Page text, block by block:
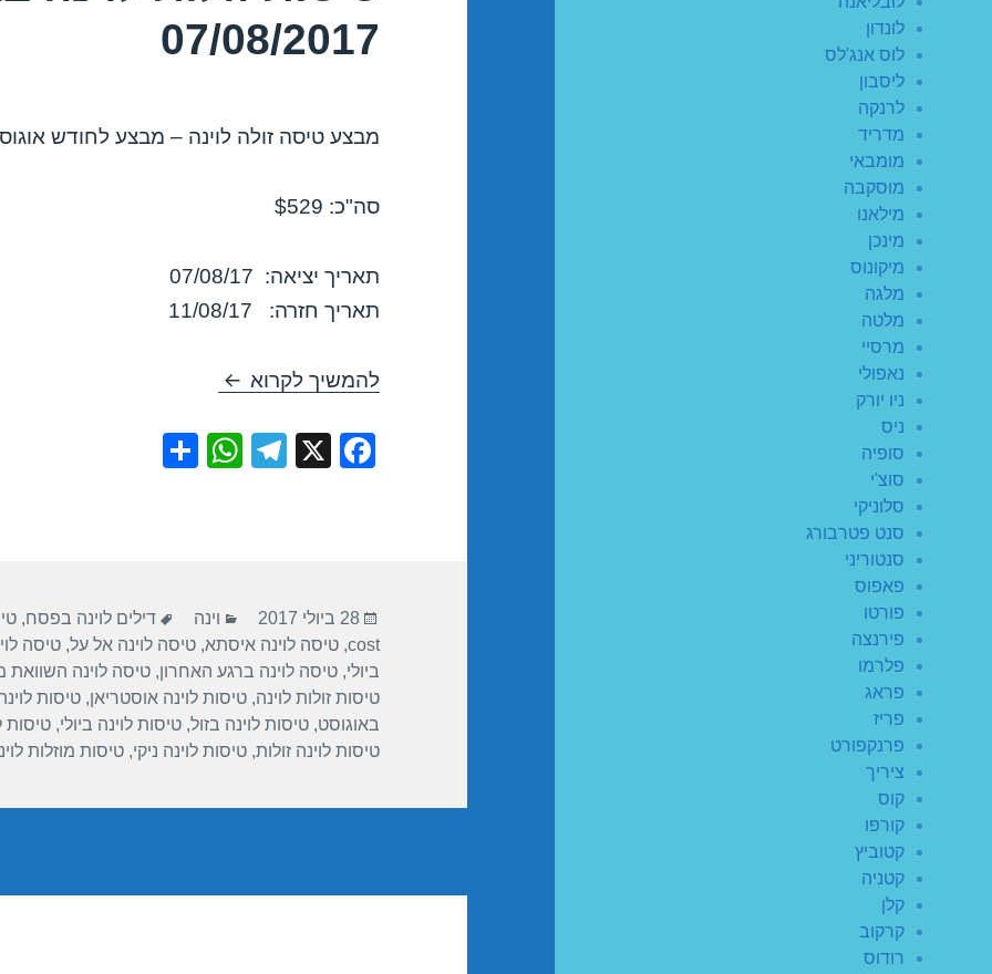
לונדון
לוס אנג'לס
ליסבון
לרנקה
מדריד
מומבאי
מוסקבה
מילאנו
מינכן
מיקונוס
מלגה
מלטה
מרסיי
נאפולי
ניו יורק
ניס
סופיה
סוצ'י
סלוניקי
סנט פטרבורג
סנטוריני
פאפוס
פורטו
פירנצה
פלרמו
פראג
פריז
פרנקפורט
ציריך
קוס
קורפו
קטוביץ
קטניה
קלן
קרקוב
רודוס
07/08/2017
מבצע טיסה זולה לוינה – מבצע לחודש אוגוסט
סה"כ: $529
תאריך יציאה: 07/08/17
תאריך חזרה: 11/08/17
להמשיך לקרוא טיסות זולות לוינה באוגוסט 07/08/2017
F
o
o
k
X
T
m
W
p
p
פורסם
בתאריך
28 ביולי 2017 קטגוריות
וינה תגיות
דילים לוינה בפסח,
cost
,טיסה לוינה איסתא,טיסה לוינה אל על,טיסה
ביולי,טיסה לוינה ברגע האחרון,טיסה לוינה השוואת
טיסות זולות לוינה,טיסות לוינה אוסטריאן,טיסות
באוגוסט,טיסות לוינה בזול,טיסות לוינה ביולי,טיסות
טיסות לוינה זולות,טיסות לוינה ניקי,טיסות מוזלות